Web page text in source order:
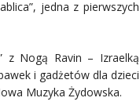
jedna z pierwszych
z Nogą Ravin – Izraelką
i gadżetów dla dzieci
Muzyka Żydowska.